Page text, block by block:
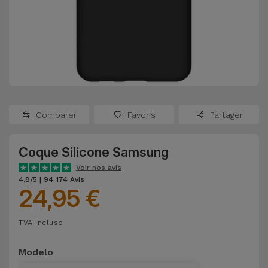
OnePlus
Google
Reconditionnés
Reconditionnés
Consoles de
Jeux
Reconditionnées
Voir
tout
Batteries
Chargeurs
Ecouteurs
et
Enceintes
Montres
Comparer Favoris Partager
Coque Silicone Samsung
Voir nos avis
4,8/5 | 94 174 Avis
24,95 €
TVA incluse
Modelo